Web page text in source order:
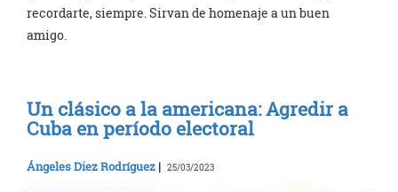
recordarte, siempre. Sirvan de homenaje a un buen
amigo.
Un clásico a la americana: Agredir a
Cuba en período electoral
Ángeles Diez Rodríguez | 25/03/2023